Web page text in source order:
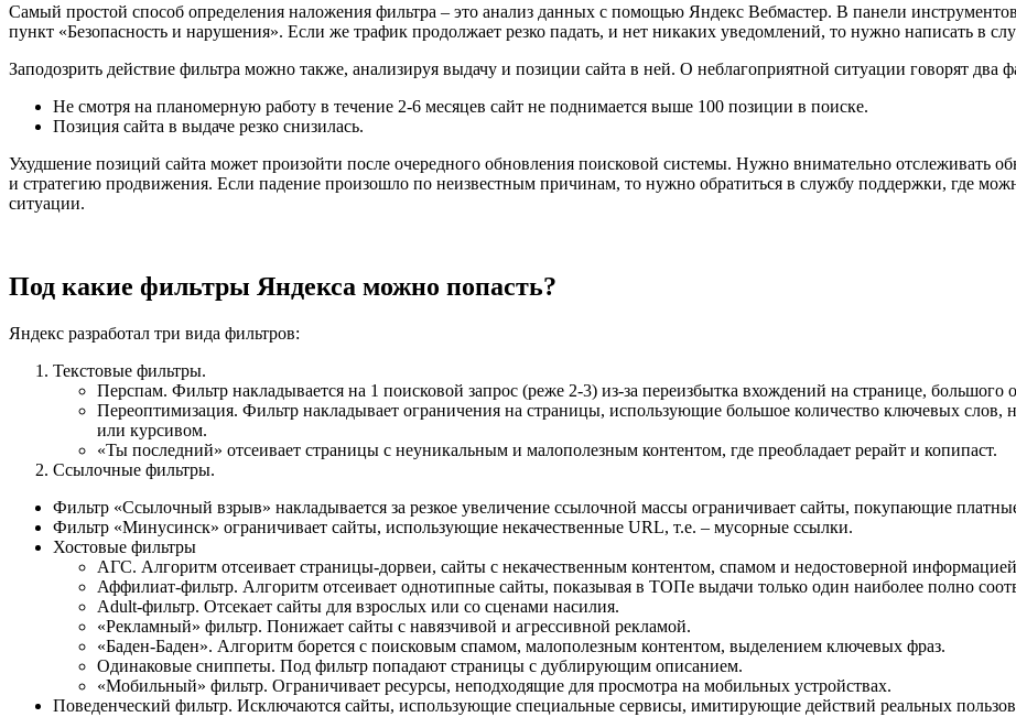
Самый простой способ определения наложения фильтра – это анализ данных с помощью Яндекс Вебмастер. В панели
пункт «Безопасность и нарушения». Если же трафик продолжает резко падать, и нет никаких уведомлений, то нужно написать в
Заподозрить действие фильтра можно также, анализируя выдачу и позиции сайта в ней. О неблагоприятной ситуации говорят два
Не смотря на планомерную работу в течение 2-6 месяцев сайт не поднимается выше 100 позиции в поиске.
Позиция сайта в выдаче резко снизилась.
Ухудшение позиций сайта может произойти после очередного обновления поисковой системы. Нужно внимательно отслеживать
и стратегию продвижения. Если падение произошло по неизвестным причинам, то нужно обратиться в службу поддержки, где
ситуации.
Под какие фильтры Яндекса можно попасть?
Яндекс разработал три вида фильтров:
Текстовые фильтры.
Перспам. Фильтр накладывается на 1 поисковой запрос (реже 2-3) из-за переизбытка вхождений на странице,
Переоптимизация. Фильтр накладывает ограничения на страницы, использующие большое количество ключевых
или курсивом.
«Ты последний» отсеивает страницы с неуникальным и малополезным контентом, где преобладает рерайт и копипаст.
Ссылочные фильтры.
Фильтр «Ссылочный взрыв» накладывается за резкое увеличение ссылочной массы ограничивает сайты, покупающие
Фильтр «Минусинск» ограничивает сайты, использующие некачественные URL, т.е. – мусорные ссылки.
Хостовые фильтры
АГС. Алгоритм отсеивает страницы-дорвеи, сайты с некачественным контентом, спамом и недостоверной
Аффилиат-фильтр. Алгоритм отсеивает однотипные сайты, показывая в ТОПе выдачи только один наиболее полно
Adult-фильтр. Отсекает сайты для взрослых или со сценами насилия.
«Рекламный» фильтр. Понижает сайты с навязчивой и агрессивной рекламой.
«Баден-Баден». Алгоритм борется с поисковым спамом, малополезным контентом, выделением ключевых фраз.
Одинаковые сниппеты. Под фильтр попадают страницы с дублирующим описанием.
«Мобильный» фильтр. Ограничивает ресурсы, неподходящие для просмотра на мобильных устройствах.
Поведенческий фильтр. Исключаются сайты, использующие специальные сервисы, имитирующие действий реальных